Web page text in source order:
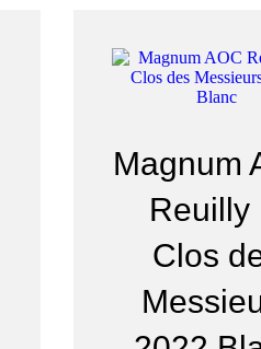
Magnum
Reuilly
Clos